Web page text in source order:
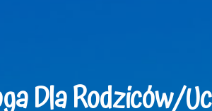
Dla Rodziców/